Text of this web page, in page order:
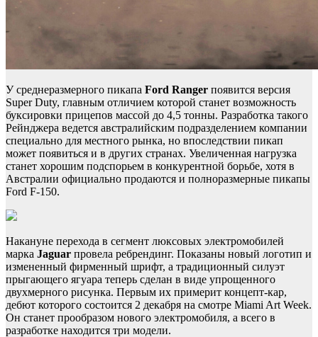
У среднеразмерного пикапа Ford Ranger появится версия
Super Duty, главным отличием которой станет возможность
буксировки прицепов массой до 4,5 тонны. Разработка такого
Рейнджера ведется австралийским подразделением компании
специально для местного рынка, но впоследствии пикап
может появиться и в других странах. Увеличенная нагрузка
станет хорошим подспорьем в конкурентной борьбе, хотя в
Австралии официально продаются и полноразмерные пикапы
Ford F-150.
Накануне перехода в сегмент люксовых электромобилей
марка Jaguar провела ребрендинг. Показаны новый логотип и
измененный фирменный шрифт, а традиционный силуэт
прыгающего ягуара теперь сделан в виде упрощенного
двухмерного рисунка. Первым их примерит концепт-кар,
дебют которого состоится 2 декабря на смотре Miami Art Week.
Он станет прообразом нового электромобиля, а всего в
разработке находится три модели.